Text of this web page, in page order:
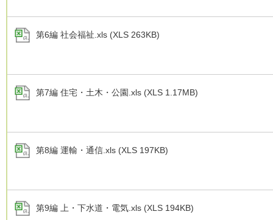
第6編 社会福祉.xls (XLS 263KB)
第7編 住宅・土木・公園.xls (XLS 1.17MB)
第8編 運輸・通信.xls (XLS 197KB)
第9編 上・下水道・電気.xls (XLS 194KB)